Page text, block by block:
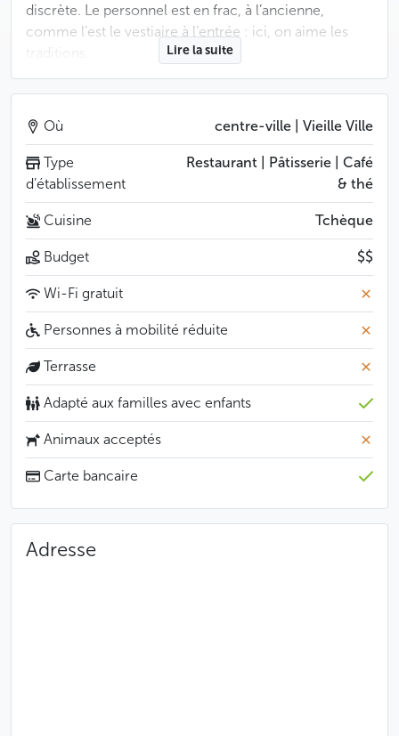
discrète. Le personnel est en frac, à l’ancienne,
comme l’est le vestiaire à l’entrée : ici, on aime les
traditions.
Si le café existe, c’est bien sûr grâce au Théâtre
National qui lui fait face : ouvert quelques années
après lui, en 1884, il accueille son public pendant les
entractes, ses comédiens après les répétitions ou les
spectacles. Comme lui, il devient très vite un symbole
du Renouveau National du XIXème siècle. Ce n’est
d’ailleurs pas par hasard qu’il tire fièrement son nom,
Slavia, de la mère mythique de tous les Slaves.
Les intellectuels et les artistes ne quitteront plus ses
lieux inspirés jusqu’aux heures les plus noires de la
normalisation communiste : les poètes Jiří Kolář et
Jaroslav Seifert, le peintre symboliste Jan Zrzavý, les
acteurs et les auteurs de théâtre comme Václav Havel
furent parmi tant d’autres ses habitués les plus
illustres.
Lire la suite
Moins
Où centre-ville | Vieille Ville
Type
d’établissement
Restaurant | Pâtisserie | Café
& thé
Cuisine Tchèque
Budget $$
Wi-Fi gratuit
Personnes à mobilité réduite
Terrasse
Adapté aux familles avec enfants
Animaux acceptés
Carte bancaire
Adresse